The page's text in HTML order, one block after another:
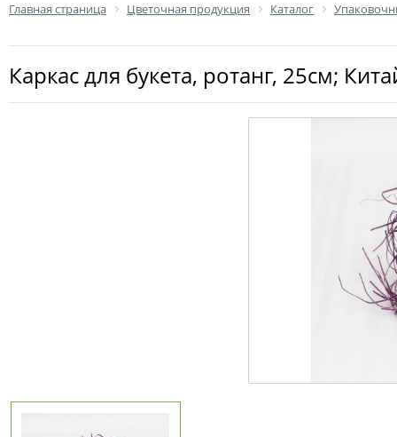
Главная страница Цветочная продукция Каталог
Каркас для букета, ротанг, 25см;